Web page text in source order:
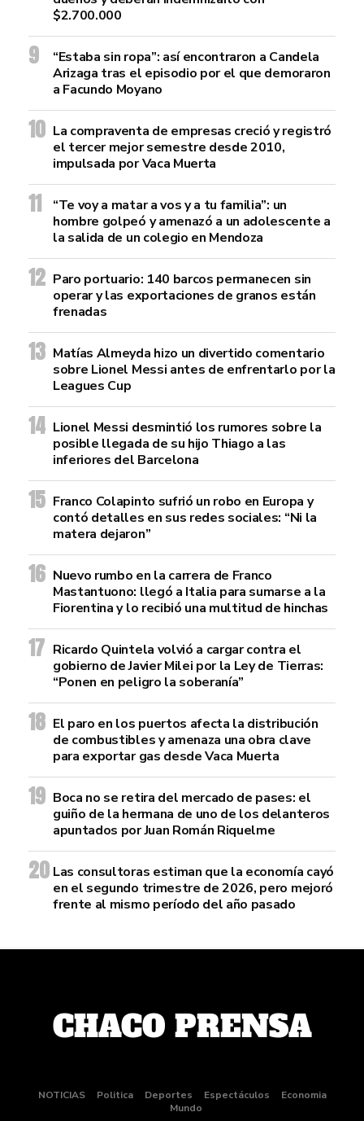
$2.700.000
“Estaba sin ropa”: así encontraron a Candela
Arizaga tras el episodio por el que demoraron
a Facundo Moyano
La compraventa de empresas creció y registró
el tercer mejor semestre desde 2010,
impulsada por Vaca Muerta
“Te voy a matar a vos y a tu familia”: un
hombre golpeó y amenazó a un adolescente a
la salida de un colegio en Mendoza
Paro portuario: 140 barcos permanecen sin
operar y las exportaciones de granos están
frenadas
Matías Almeyda hizo un divertido comentario
sobre Lionel Messi antes de enfrentarlo por la
Leagues Cup
Lionel Messi desmintió los rumores sobre la
posible llegada de su hijo Thiago a las
inferiores del Barcelona
Franco Colapinto sufrió un robo en Europa y
contó detalles en sus redes sociales: “Ni la
matera dejaron”
Nuevo rumbo en la carrera de Franco
Mastantuono: llegó a Italia para sumarse a la
Fiorentina y lo recibió una multitud de hinchas
Ricardo Quintela volvió a cargar contra el
gobierno de Javier Milei por la Ley de Tierras:
“Ponen en peligro la soberanía”
El paro en los puertos afecta la distribución
de combustibles y amenaza una obra clave
para exportar gas desde Vaca Muerta
Boca no se retira del mercado de pases: el
guiño de la hermana de uno de los delanteros
apuntados por Juan Román Riquelme
Las consultoras estiman que la economía cayó
en el segundo trimestre de 2026, pero mejoró
frente al mismo período del año pasado
NOTICIAS Politica Deportes Espectáculos
Economia
Mundo